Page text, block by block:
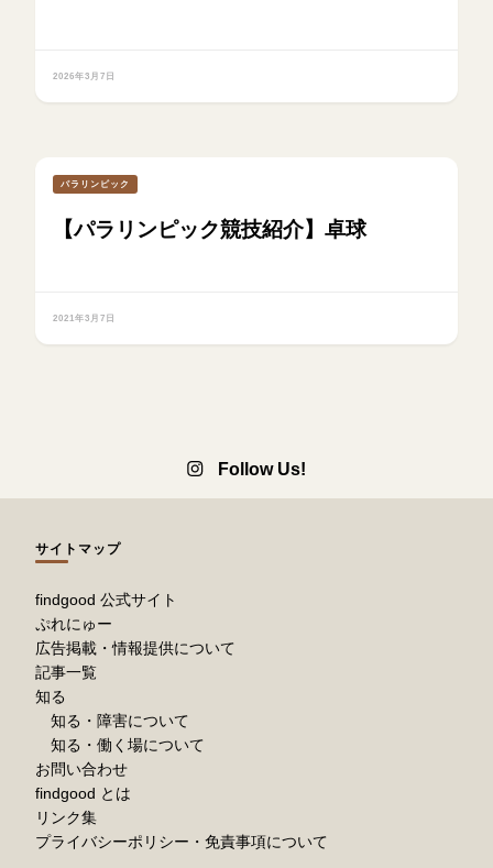
2026年3月7日
パラリンピック
【パラリンピック競技紹介】卓球
2021年3月7日
Follow Us!
サイトマップ
findgood 公式サイト
ぷれにゅー
広告掲載・情報提供について
記事一覧
知る
知る・障害について
知る・働く場について
お問い合わせ
findgood とは
リンク集
プライバシーポリシー・免責事項について